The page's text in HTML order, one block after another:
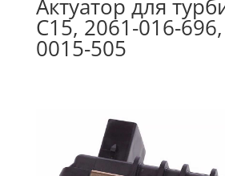
Актуатор для
C15, 2061-016-
0015-505